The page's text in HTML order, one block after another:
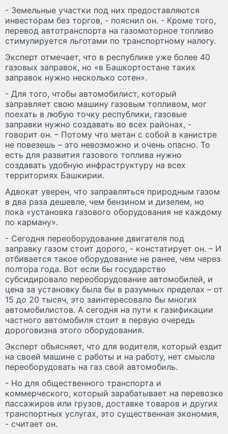
- Земельные участки под них предоставляются
инвесторам без торгов, - пояснил он. - Кроме того,
перевод автотранспорта на газомоторное топливо
стимулируется льготами по транспортному налогу.
Эксперт отмечает, что в республике уже более 40
газовых заправок, но «в Башкортостане таких
заправок нужно несколько сотен».
- Для того, чтобы автомобилист, который
заправляет свою машину газовым топливом, мог
поехать в любую точку республики, газовые
заправки нужно создавать во всех районах, -
говорит он. – Потому что метан с собой в канистре
не повезешь – это невозможно и очень опасно. То
есть для развития газового топлива нужно
создавать удобную инфраструктуру на всех
территориях Башкирии.
Адвокат уверен, что заправляться природным газом
в два раза дешевле, чем бензином и дизелем, но
пока «установка газового оборудования не каждому
по карману».
- Сегодня переоборудование двигателя под
заправку газом стоит дорого, - констатирует он. – И
отбивается такое оборудование не ранее, чем через
полтора года. Вот если бы государство
субсидировало переоборудование автомобилей, и
цена за установку была бы в разумных пределах – от
15 до 20 тысяч, это заинтересовало бы многих
автомобилистов. А сегодня на пути к газификации
частного автомобиля стоит в первую очередь
дороговизна этого оборудования.
Эксперт объясняет, что для водителя, который ездит
на своей машине с работы и на работу, нет смысла
переоборудовать на газ свой автомобиль.
- Но для общественного транспорта и
коммерческого, который зарабатывает на перевозке
пассажиров или грузов, доставке товаров и других
транспортных услугах, это существенная экономия,
- считает он.